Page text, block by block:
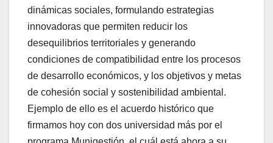
dinámicas sociales, formulando estrategias
innovadoras que permiten reducir los
desequilibrios territoriales y generando
condiciones de compatibilidad entre los procesos
de desarrollo económicos, y los objetivos y metas
de cohesión social y sostenibilidad ambiental.
Ejemplo de ello es el acuerdo histórico que
firmamos hoy con dos universidad más por el